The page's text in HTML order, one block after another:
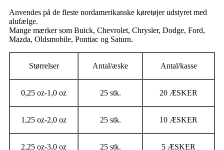
Anvendes på de fleste nordamerikanske køretøjer udstyret med
alufælge.
Mange mærker som Buick, Chevrolet, Chrysler, Dodge, Ford,
Mazda, Oldsmobile, Pontiac og Saturn.
Størrelser Antal/æske Antal/kasse
0,25 oz-1,0 oz 25 stk. 20 ÆSKER
1,25 oz-2,0 oz 25 stk. 10 ÆSKER
2,25 oz-3,0 oz 25 stk. 5 ÆSKER